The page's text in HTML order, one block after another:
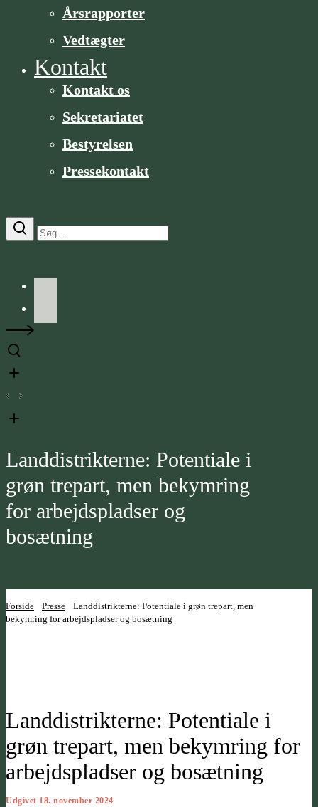
Årsrapporter
Vedtægter
Kontakt
Kontakt os
Sekretariatet
Bestyrelsen
Pressekontakt
Landdistrikterne: Potentiale i
grøn trepart, men bekymring
for arbejdspladser og
bosætning
Forside Presse
Landdistrikterne: Potentiale i grøn trepart, men
bekymring for arbejdspladser og bosætning
Landdistrikterne: Potentiale i
grøn trepart, men bekymring for
arbejdspladser og bosætning
Udgivet 18. november 2024